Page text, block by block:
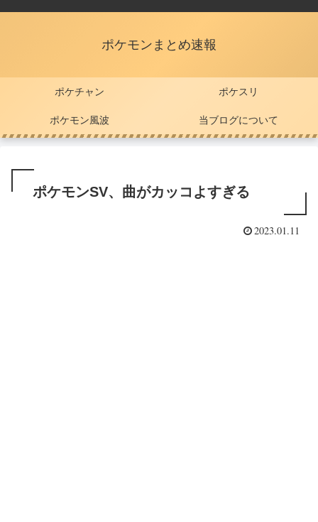
ポケモンまとめ速報
ポケチャン ポケスリ
ポケモン風波 当ブログについて
ポケモンSV、曲がカッコよすぎる
2023.01.11